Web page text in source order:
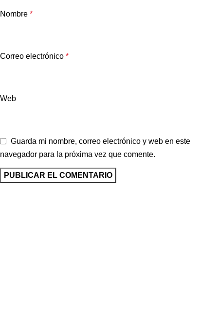
Nombre *
Correo electrónico *
Web
Guarda mi nombre, correo electrónico y web en este
navegador para la próxima vez que comente.